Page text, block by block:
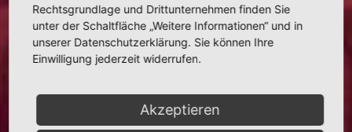
Rechtsgrundlage und Drittunternehmen finden Sie
unter der Schaltfläche „Weitere Informationen“ und in
unserer Datenschutzerklärung. Sie können Ihre
Einwilligung jederzeit widerrufen.
Akzeptieren